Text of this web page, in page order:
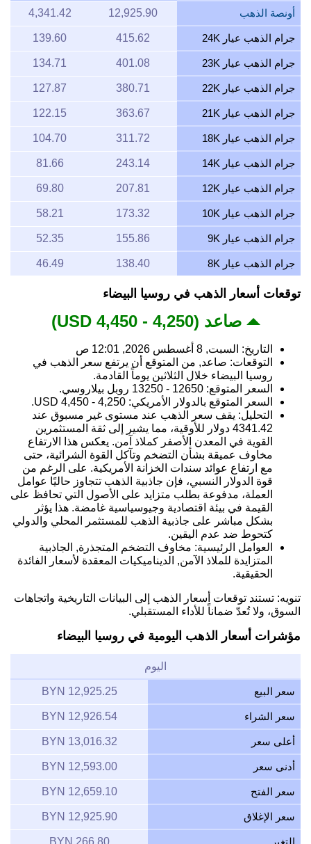
أونصة الذهب 12,925.90
4,341.42
جرام الذهب عيار 24K 415.62
139.60
جرام الذهب عيار 23K 401.08
134.71
جرام الذهب عيار 22K 380.71
127.87
جرام الذهب عيار 21K 363.67
122.15
جرام الذهب عيار 18K 311.72
104.70
جرام الذهب عيار 14K 243.14
81.66
جرام الذهب عيار 12K 207.81
69.80
جرام الذهب عيار 10K 173.32
58.21
جرام الذهب عيار 9K 155.86
52.35
جرام الذهب عيار 8K 138.40
46.49
توقعات أسعار الذهب في روسيا البيضاء
صاعد (4,250 - 4,450 USD)
التاريخ: السبت, 8 أغسطس 2026, 12:01 ص
التوقعات: صاعد, من المتوقع أن يرتفع سعر الذهب في
روسيا البيضاء خلال الثلاثين يوماً القادمة.
السعر المتوقع: 12650 - 13250 روبل بيلاروسي.
السعر المتوقع بالدولار الأمريكي: 4,250 - 4,450 USD.
التحليل: يقف سعر الذهب عند مستوى غير مسبوق عند
4341.42 دولار للأوقية، مما يشير إلى ثقة المستثمرين
القوية في المعدن الأصفر كملاذ آمن. يعكس هذا الارتفاع
مخاوف عميقة بشأن التضخم وتآكل القوة الشرائية، حتى
مع ارتفاع عوائد سندات الخزانة الأمريكية. على الرغم من
قوة الدولار النسبي، فإن جاذبية الذهب تتجاوز حاليًا عوامل
العملة، مدفوعة بطلب متزايد على الأصول التي تحافظ على
القيمة في بيئة اقتصادية وجيوسياسية غامضة. هذا يؤثر
بشكل مباشر على جاذبية الذهب للمستثمر المحلي والدولي
كتحوط ضد عدم اليقين.
العوامل الرئيسية: مخاوف التضخم المتجذرة, الجاذبية
المتزايدة للملاذ الآمن, الديناميكيات المعقدة لأسعار الفائدة
الحقيقية.
تنويه: تستند توقعات أسعار الذهب إلى البيانات التاريخية واتجاهات
السوق، ولا تُعدّ ضماناً للأداء المستقبلي.
مؤشرات أسعار الذهب اليومية في روسيا البيضاء
اليوم
سعر البيع 12,925.25 BYN
سعر الشراء 12,926.54 BYN
أعلى سعر 13,016.32 BYN
أدنى سعر 12,593.00 BYN
سعر الفتح 12,659.10 BYN
سعر الإغلاق 12,925.90 BYN